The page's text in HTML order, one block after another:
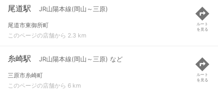
尾道駅 JR山陽本線(岡山～三原)
尾道市東御所町
このページの店舗から 2.3 km
ルート
を見る
糸崎駅 JR山陽本線(岡山～三原) など
三原市糸崎町
このページの店舗から 6 km
ルート
を見る